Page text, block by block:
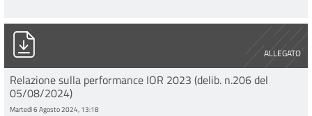
ALLEGATO
Relazione sulla Performance IOR anno 2023 pdfA.pdf
Relazione sulla performance IOR 2023 (delib. n.206 del
05/08/2024)
Martedì 6 Agosto 2024, 13:18